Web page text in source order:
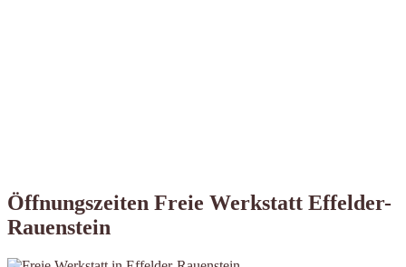
Öffnungszeiten Freie Werkstatt Effelder-
Rauenstein